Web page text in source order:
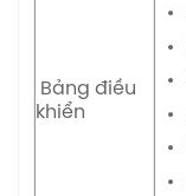
Bảng điều
khiển